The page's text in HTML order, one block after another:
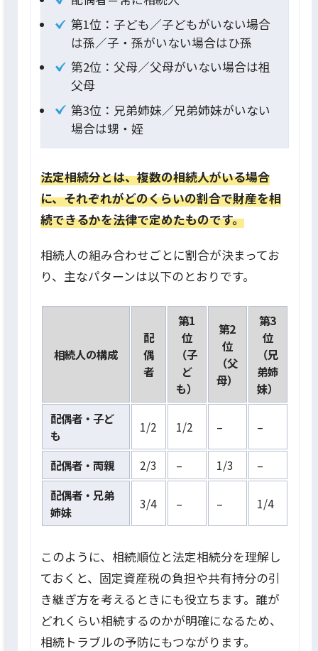
第1位：子ども／子どもがいない場合
は孫／子・孫がいない場合はひ孫
第2位：父母／父母がいない場合は祖
父母
第3位：兄弟姉妹／兄弟姉妹がいない
場合は甥・姪
法定相続分とは、複数の相続人がいる場合
に、それぞれがどのくらいの割合で財産を相
続できるかを法律で定めたものです。
相続人の組み合わせごとに割合が決まってお
り、主なパターンは以下のとおりです。
相続人の構成
配
偶
者
第1
位
（子
ど
も）
第2
位
（父
母）
第3
位
（兄
弟姉
妹）
配偶者・子ど
も
1/2 1/2 – –
配偶者・両親 2/3 – 1/3
–
配偶者・兄弟
姉妹
3/4 – – 1/4
このように、相続順位と法定相続分を理解し
ておくと、固定資産税の負担や共有持分の引
き継ぎ方を考えるときにも役立ちます。誰が
どれくらい相続するのかが明確になるため、
相続トラブルの予防にもつながります。